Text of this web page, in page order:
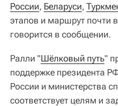
России, Беларуси,
этапов и маршрут почти
говорится в сообщении.
Ралли "Шёлковый путь"
поддержке президента
России и министерства
соответствует целям и